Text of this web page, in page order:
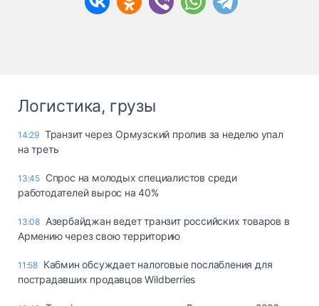
Логистика, грузы
14:29 Транзит через Ормузский пролив за неделю упал
на треть
13:45 Спрос на молодых специалистов среди
работодателей вырос на 40%
13:08 Азербайджан ведет транзит российских товаров в
Армению через свою территорию
11:58 Кабмин обсуждает налоговые послабления для
пострадавших продавцов Wildberries